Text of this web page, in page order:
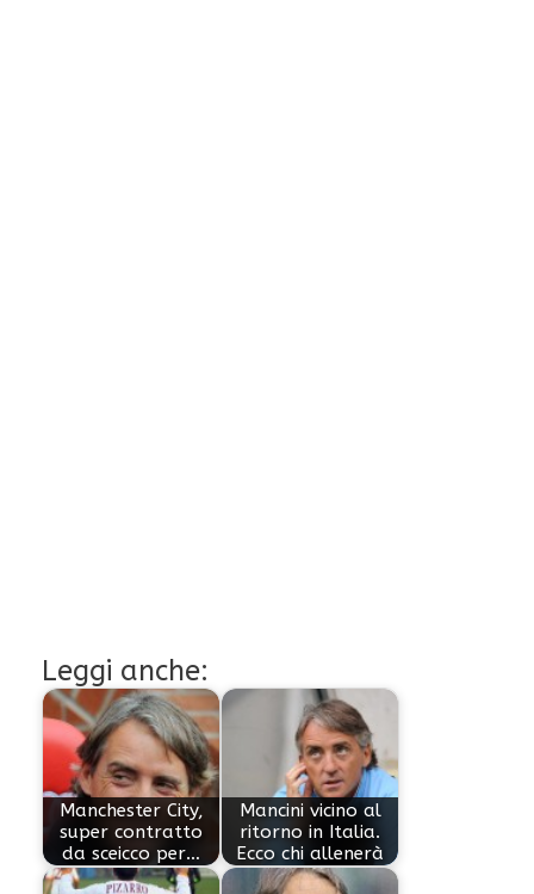
Leggi anche:
Manchester City,
super contratto
da sceicco per…
Mancini vicino al
ritorno in Italia.
Ecco chi allenerà